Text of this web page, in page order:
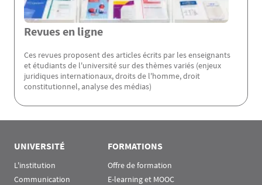
Revues en ligne
Ces revues proposent des articles écrits par les enseignants
et étudiants de l'université sur des thèmes variés (enjeux
juridiques internationaux, droits de l'homme, droit
constitutionnel, analyse des médias)
UNIVERSITÉ
L'institution
Communication
FORMATIONS
Offre de formation
E-learning et MOOC